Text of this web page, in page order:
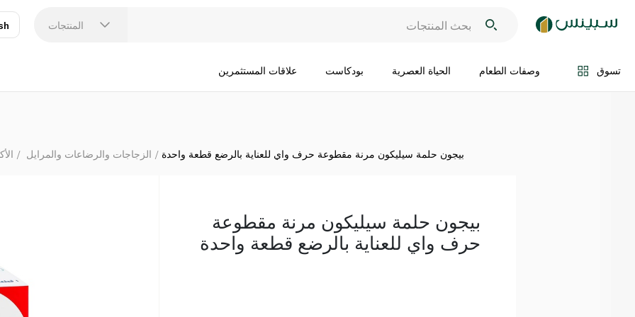
المنتجات
تسوق وصفات الطعام الحياة العصرية بودكاست علاقات المستثمرين
بيجون حلمة
اضف الى السلة
الزجاجات والرضاعات والمرايل بيجون حلمة سيليكون مرنة مقطوعة حرف واي للعناية بالرضع قطعة واحدة
بيجون حلمة سيليكون مرنة مقطوعة
حرف واي للعناية بالرضع قطعة واحدة